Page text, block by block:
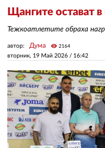
Щангите остават
Тежкоатлетите обраха
вторник, 19 Май 2026 / 16:42
автор: Дума visibility 2164